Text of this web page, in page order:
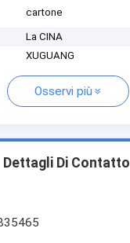
cartone
La CINA
XUGUANG
Osservi più
Dettagli Di Contatto